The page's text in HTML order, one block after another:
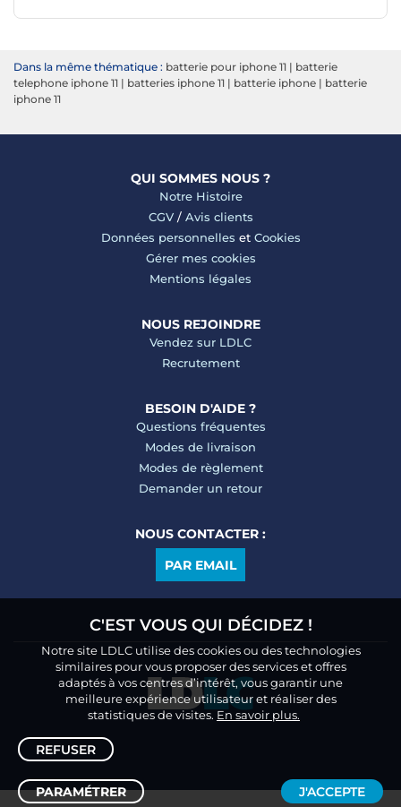
Dans la même thématique : batterie pour iphone 11 | batterie
telephone iphone 11 | batteries iphone 11 | batterie iphone | batterie
iphone 11
QUI SOMMES NOUS ?
Notre Histoire
CGV/ Avis clients
Données personnelles et Cookies
Gérer mes cookies
Mentions légales
NOUS REJOINDRE
Vendez sur LDLC
Recrutement
BESOIN D'AIDE ?
Questions fréquentes
Modes de livraison
Modes de règlement
Demander un retour
NOUS CONTACTER :
PAR EMAIL
C'EST VOUS QUI DÉCIDEZ !
Notre site LDLC utilise des cookies ou des technologies
similaires pour vous proposer des services et offres
adaptés à vos centres d’intérêt, vous garantir une
meilleure expérience utilisateur et réaliser des
statistiques de visites. En savoir plus.
REFUSER
PARAMÉTRER J'ACCEPTE